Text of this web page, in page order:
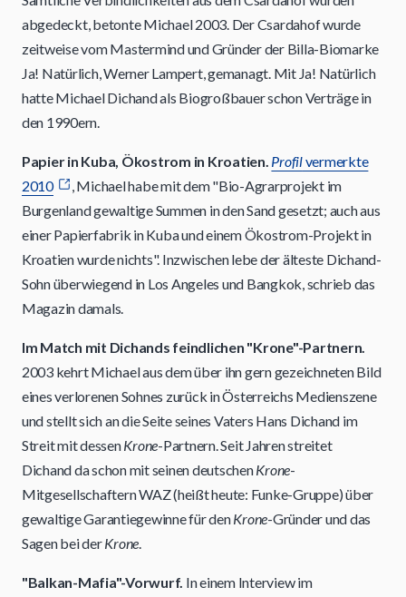
abgedeckt, betonte Michael 2003. Der Csardahof wurde
zeitweise vom Mastermind und Gründer der Billa-Biomarke
Ja! Natürlich, Werner Lampert, gemanagt. Mit Ja! Natürlich
hatte Michael Dichand als Biogroßbauer schon Verträge in
den 1990ern.
Papier in Kuba, Ökostrom in Kroatien. Profilvermerkte
2010
, Michael habe mit dem "Bio-Agrarprojekt im
Burgenland gewaltige Summen in den Sand gesetzt; auch aus
einer Papierfabrik in Kuba und einem Ökostrom-Projekt in
Kroatien wurde nichts". Inzwischen lebe der älteste Dichand-
Sohn überwiegend in Los Angeles und Bangkok, schrieb das
Magazin damals.
Im Match mit Dichands feindlichen "Krone"-Partnern.
2003 kehrt Michael aus dem über ihn gern gezeichneten Bild
eines verlorenen Sohnes zurück in Österreichs Medienszene
und stellt sich an die Seite seines Vaters Hans Dichand im
Streit mit dessenKrone-Partnern. Seit Jahren streitet
Dichand da schon mit seinen deutschenKrone-
Mitgesellschaftern WAZ (heißt heute: Funke-Gruppe) über
gewaltige Garantiegewinne für denKrone-Gründer und das
Sagen bei derKrone.
"Balkan-Mafia"-Vorwurf. In einem Interview im